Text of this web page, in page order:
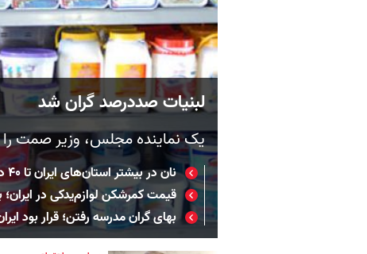
لبنیات صددرصد گران شد
یک نماینده مجلس، وزیر صمت را
نان در بیشتر استان‌های ایران تا ۴۰ درصد گران شده است
قیمت کمرشکن لوازم‌یدکی در ایران؛
بهای گران مدرسه رفتن؛ قرار بود